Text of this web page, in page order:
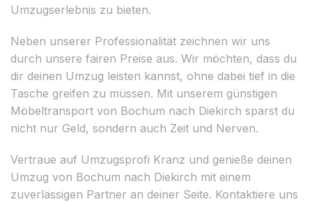
Umzugserlebnis zu bieten.
Neben unserer Professionalität zeichnen wir uns
durch unsere fairen Preise aus. Wir möchten, dass du
dir deinen Umzug leisten kannst, ohne dabei tief in die
Tasche greifen zu müssen. Mit unserem günstigen
Möbeltransport von Bochum nach Diekirch sparst du
nicht nur Geld, sondern auch Zeit und Nerven.
Vertraue auf Umzugsprofi Kranz und genieße deinen
Umzug von Bochum nach Diekirch mit einem
zuverlässigen Partner an deiner Seite. Kontaktiere uns